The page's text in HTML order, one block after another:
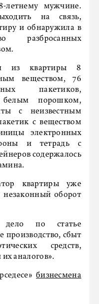
летнему мужчине.
на связь,
и обнаружила в
разбросанных
из квартиры 8
веществом, 76
пакетиков,
порошком,
с неизвестным
с веществом
электронных
и тетрадь с
содержалось
квартиры уже
незаконный оборот
дело по статье
производство, сбыт
средств,
аналогов».
бизнесмена